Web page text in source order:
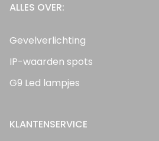
ALLES OVER:
Gevelverlichting
IP-waarden spots
G9 Led lampjes
KLANTENSERVICE